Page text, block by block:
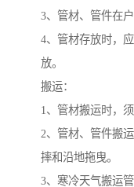
3、管材、管件在
4、管材存放时，
放。
搬运：
1、管材搬运时，
2、管材、管件搬
摔和沿地拖曳。
3、寒冷天气搬运